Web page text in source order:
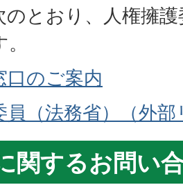
のとおり、人権擁
口のご案内
員（法務省）（外
関するお問い